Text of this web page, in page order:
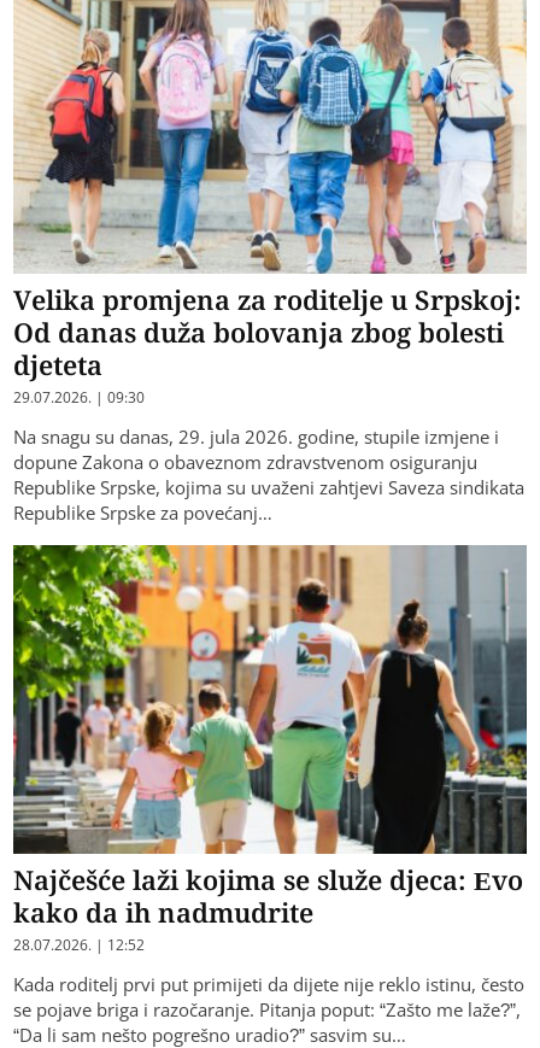
Velika promjena za roditelje u Srpskoj:
Od danas duža bolovanja zbog bolesti
djeteta
29.07.2026. | 09:30
Na snagu su danas, 29. jula 2026. godine, stupile izmjene i
dopune Zakona o obaveznom zdravstvenom osiguranju
Republike Srpske, kojima su uvaženi zahtjevi Saveza sindikata
Republike Srpske za povećanj…
Najčešće laži kojima se služe djeca: Evo
kako da ih nadmudrite
28.07.2026. | 12:52
Kada roditelj prvi put primijeti da dijete nije reklo istinu, često
se pojave briga i razočaranje. Pitanja poput: “Zašto me laže?”,
“Da li sam nešto pogrešno uradio?” sasvim su…